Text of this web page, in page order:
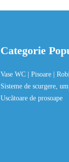
Categorie
Vase WC | Pisoare |
Sisteme de scurgere,
Uscătoare de prosoape